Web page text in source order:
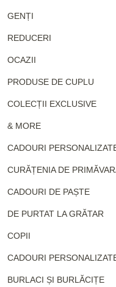
GENȚI
REDUCERI
OCAZII
PRODUSE DE CUPLU
COLECȚII EXCLUSIVE
& MORE
CADOURI
CURĂȚENIA DE
CADOURI DE PAȘTE
DE PURTAT LA GRĂTAR
COPII
CADOURI
BURLACI ȘI BURLĂCIȚE